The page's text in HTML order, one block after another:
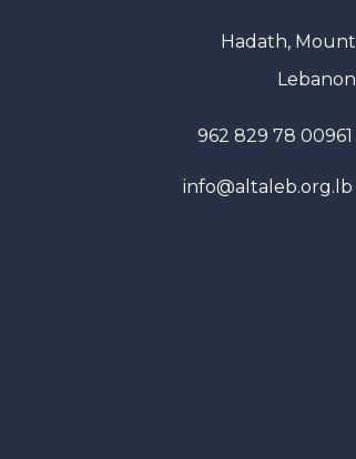
Hadath, Mount
Lebanon
00961 78 829 962
info@altaleb.org.lb